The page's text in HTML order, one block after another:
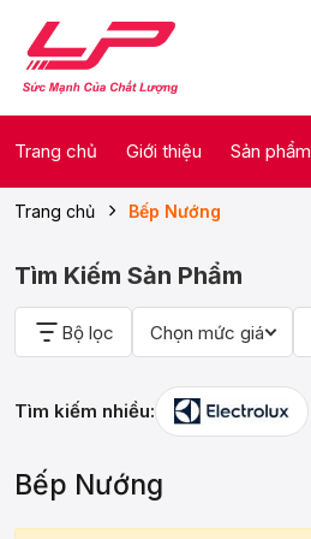
Trang chủ Giới thiệu Sản phẩm
Trang chủ Bếp Nướng
Tìm Kiếm Sản Phẩm
Bộ lọc Chọn mức giá
Tìm kiếm nhiều:
Bếp Nướng